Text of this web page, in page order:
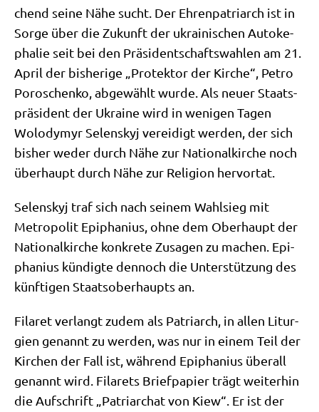
chend sei­ne Nähe sucht. Der Ehren­pa­tri­arch ist in
Sor­ge über die Zukunft der ukrai­ni­schen Auto­ke­
pha­lie seit bei den Prä­si­dent­schafts­wah­len am 21.
April der bis­he­ri­ge „Pro­tek­tor der Kir­che“, Petro
Poro­schen­ko, abge­wählt wur­de. Als neu­er Staats­
prä­si­dent der Ukrai­ne wird in weni­gen Tagen
Wolo­dym­yr Selen­skyj ver­ei­digt wer­den, der sich
bis­her weder durch Nähe zur Natio­nal­kir­che noch
über­haupt durch Nähe zur Reli­gi­on hervortat.
Selen­skyj traf sich nach sei­nem Wahl­sieg mit
Metro­po­lit Epi­pha­ni­us, ohne dem Ober­haupt der
Natio­nal­kir­che kon­kre­te Zusa­gen zu machen. Epi­
pha­ni­us kün­dig­te den­noch die Unter­stüt­zung des
künf­ti­gen Staats­ober­haupts an.
Fila­ret ver­langt zudem als Patri­arch, in allen Lit­ur­
gien genannt zu wer­den, was nur in einem Teil der
Kir­chen der Fall ist, wäh­rend Epi­pha­ni­us über­all
genannt wird. Fila­rets Brief­pa­pier trägt wei­ter­hin
die Auf­schrift „Patri­ar­chat von Kiew“. Er ist der